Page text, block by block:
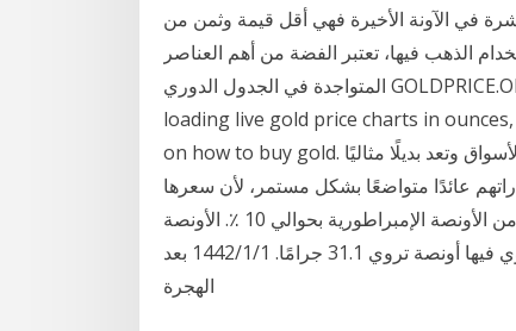
في الآونة الأخيرة فهي أقل قيمة وثمن من
الذهب فيها، تعتبر الفضة من أهم العناصر
المتواجدة في الجدول الدوري GOLDPRICE.ORG - The No. 1 current gold price site for fast
loading live gold price charts in
on how to buy gold. تعتبر الفضة واحدة من أكثر المعادن الثمينة تداولًا في الأسواق وتعد بديلًا مثاليًا
عائدًا متواضعًا بشكل مستمر، لأن سعرها
منخفض نسبيًا بالمقارنة مع المعادن أوقية تروي أثقل قليلاً من الأونصة الإمبراطورية بحوالي 10 ٪. الأونصة
الإمبراطورية تساوي 28.35 جرامًا ، في نفس الوقت التي تساوي فيها أونصة تروي 31.1 جرامًا. 1‏‏/1‏‏/1442 بعد
الهجرة